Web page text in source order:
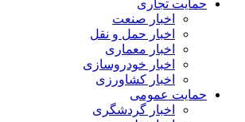
حمایت تجاری
اخبار صنعت
اخبار حمل و نقل
اخبار معماری
اخبار خودروسازی
اخبار کشاورزی
حمایت عمومی
اخبار گردشگری